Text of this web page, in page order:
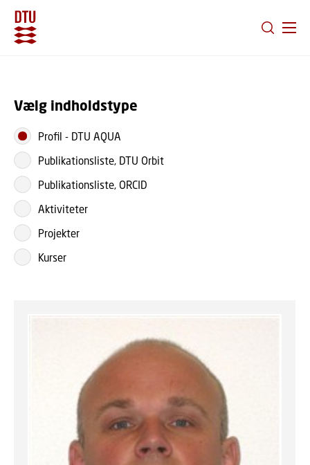
Vælg indholdstype
Profil - DTU AQUA
Publikationsliste, DTU Orbit
Publikationsliste, ORCID
Aktiviteter
Projekter
Kurser